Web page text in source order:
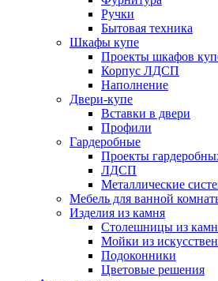
Ручки
Бытовая техника
Шкафы купе
Проекты шкафов
Корпус ЛДСП
Наполнение
Двери-купе
Вставки в двери
Профили
Гардеробные
Проекты
ЛДСП
Металлические
Мебель для ванной
Изделия из камня
Столешницы из
Мойки из
Подоконники
Цветовые решения